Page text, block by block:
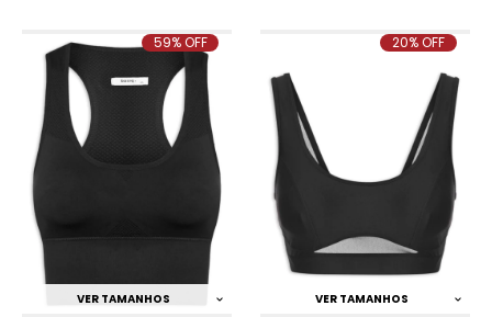
VER TAMANHOS
59% OFF
VER TAMANHOS
20% OFF